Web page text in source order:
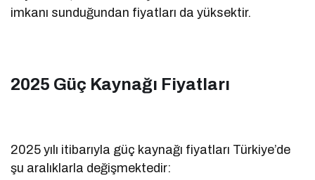
imkanı sunduğundan fiyatları da yüksektir.
2025 Güç Kaynağı Fiyatları
2025 yılı itibarıyla güç kaynağı fiyatları Türkiye’de
şu aralıklarla değişmektedir: